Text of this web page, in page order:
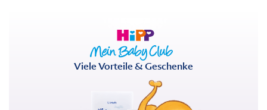
Viele Vorteile & Geschenke